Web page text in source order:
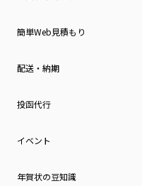
簡単Web見積もり
配送・納期
投函代行
イベント
年賀状の豆知識